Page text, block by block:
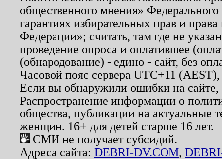
общественного мнения»
гарантиях избирательных прав и
Федерации»; считать, там где не
проведение опроса и оплатившее
(обнародование) - едино - сайт, без
Часовой пояс сервера UTC+11
Если вы обнаружили ошибки на
Распространение информации о
общества, публикации на актуальные
женщин. 16+ для детей старше 16 лет.
СМИ не получает субсидий.
Адреса сайта: DEBRI-DV.COM,